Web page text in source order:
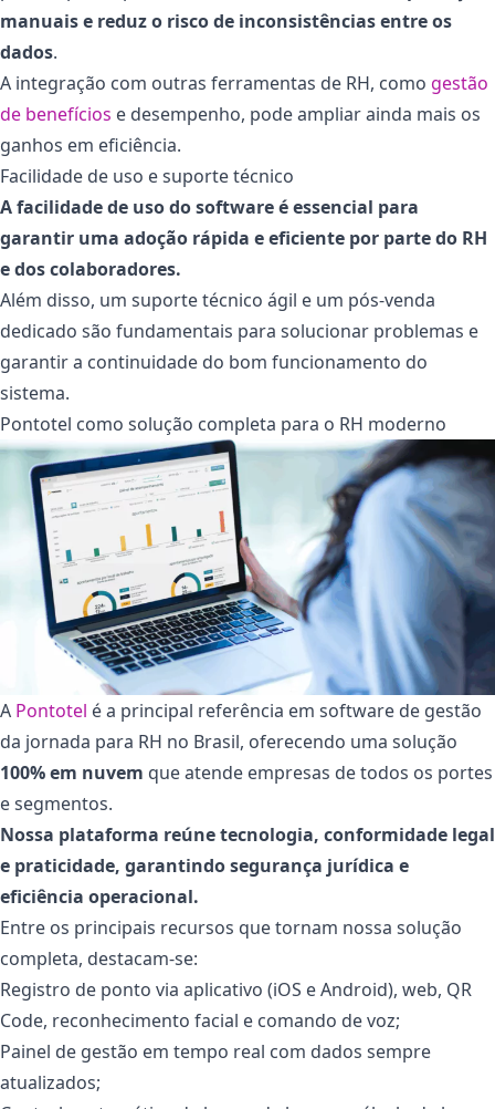
manuais e reduz o risco de inconsistências entre os
dados.
A integração com outras ferramentas de RH, como gestão
de benefícios e desempenho, pode ampliar ainda mais os
ganhos em eficiência.
Facilidade de uso e suporte técnico
A facilidade de uso do software é essencial para
garantir uma adoção rápida e eficiente por parte do RH
e dos colaboradores.
Além disso, um suporte técnico ágil e um pós-venda
dedicado são fundamentais para solucionar problemas e
garantir a continuidade do bom funcionamento do
sistema.
Pontotel como solução completa para o RH moderno
A Pontotel é a principal referência em software de gestão
da jornada para RH no Brasil, oferecendo uma solução
100% em nuvem que atende empresas de todos os portes
e segmentos.
Nossa plataforma reúne tecnologia, conformidade legal
e praticidade, garantindo segurança jurídica e
eficiência operacional.
Entre os principais recursos que tornam nossa solução
completa, destacam-se:
Registro de ponto via aplicativo (iOS e Android), web, QR
Code, reconhecimento facial e comando de voz;
Painel de gestão em tempo real com dados sempre
atualizados;